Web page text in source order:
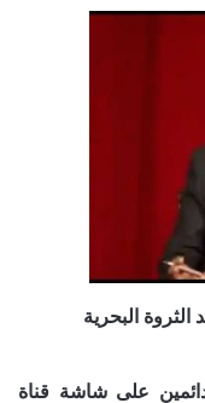
على شاشة قناة